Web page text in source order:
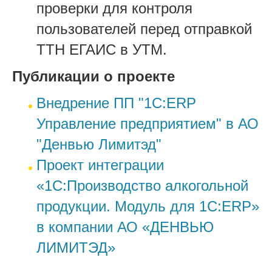
проверки для контроля
пользователей перед отправкой
ТТН ЕГАИС в УТМ.
Публикации о проекте
Внедрение ПП "1С:ERP
Управление предприятием" в АО
"Денвью Лимитэд"
Проект интеграции
«1С:Производство алкогольной
продукции. Модуль для 1С:ERP»
в компании АО «ДЕНВЬЮ
ЛИМИТЭД»